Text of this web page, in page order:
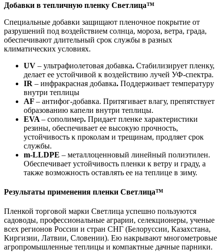
Добавки в тепличную пленку Светлица™
Специальные добавки защищают пленочное покрытие от
разрушений под воздействием солнца, мороза, ветра, града,
обеспечивают длительный срок службы в разных
климатических условиях.
UV – ультрафиолетовая добавка. Стабилизирует пленку,
делает ее устойчивой к воздействию лучей УФ-спектра.
IR – инфракрасная добавка. Поддерживает температуру
внутри теплицы
AF – антифог-добавка. Притягивает влагу, препятствует
образованию капели внутри теплицы.
EVA – сополимер. Придает пленке характеристики
резины, обеспечивает ее высокую прочность,
устойчивость к проколам и трещинам, продляет срок
службы.
m-LLDPE – металлоценновый линейный полиэтилен.
Обеспечивает устойчивость пленки к ветру и граду, а
также возможность оставлять ее на теплице в зиму.
Результаты применения пленки Светлица™
Пленкой торговой марки Светлица успешно пользуются
садоводы, профессиональные аграрии, селекционеры, ученые
всех регионов России и стран СНГ (Белоруссии, Казахстана,
Киргизии, Латвии, Словении). Ею накрывают многометровые
агропромышленные теплицы и компактные дачные парники.